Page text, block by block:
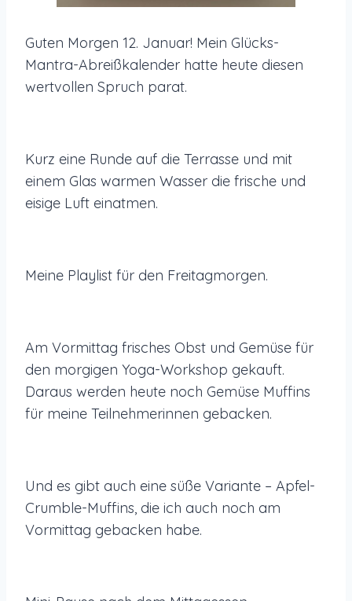
Guten Morgen 12. Januar! Mein Glücks-
Mantra-Abreißkalender hatte heute diesen
wertvollen Spruch parat.
Kurz eine Runde auf die Terrasse und mit
einem Glas warmen Wasser die frische und
eisige Luft einatmen.
Meine Playlist für den Freitagmorgen.
Am Vormittag frisches Obst und Gemüse für
den morgigen Yoga-Workshop gekauft.
Daraus werden heute noch Gemüse Muffins
für meine Teilnehmerinnen gebacken.
Und es gibt auch eine süße Variante – Apfel-
Crumble-Muffins, die ich auch noch am
Vormittag gebacken habe.